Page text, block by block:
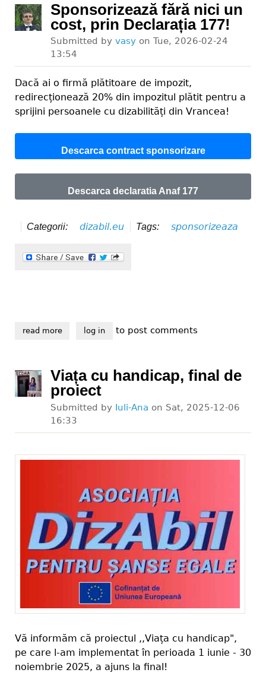
Sponsorizează fără nici un
cost, prin Declarația 177!
Submitted by vasy on Tue, 2026-02-24
13:54
Dacă ai o firmă plătitoare de impozit,
redirecționează 20% din impozitul plătit pentru a
sprijini persoanele cu dizabilități din Vrancea!
Descarca contract sponsorizare
Descarca declaratia Anaf 177
Categorii: dizabil.eu Tags: sponsorizeaza
read moreabout sponsorizează fără nici un cost, prin
log in to post comments
Viața cu handicap, final de
proiect
Submitted by Iuli-Ana on Sat, 2025-12-06
16:33
Vă informăm că proiectul ,,Viața cu handicap",
pe care l-am implementat în perioada 1 iunie - 30
noiembrie 2025, a ajuns la final!